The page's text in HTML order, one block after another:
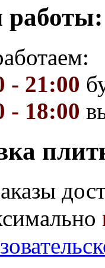
- 21:00
- 18:00